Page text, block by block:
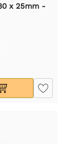
x 25mm -